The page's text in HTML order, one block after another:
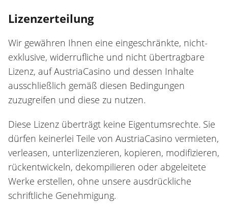
Lizenzerteilung
Wir gewähren Ihnen eine eingeschränkte, nicht-
exklusive, widerrufliche und nicht übertragbare
Lizenz, auf AustriaCasino und dessen Inhalte
ausschließlich gemäß diesen Bedingungen
zuzugreifen und diese zu nutzen.
Diese Lizenz überträgt keine Eigentumsrechte. Sie
dürfen keinerlei Teile von AustriaCasino vermieten,
verleasen, unterlizenzieren, kopieren, modifizieren,
rückentwickeln, dekompilieren oder abgeleitete
Werke erstellen, ohne unsere ausdrückliche
schriftliche Genehmigung.